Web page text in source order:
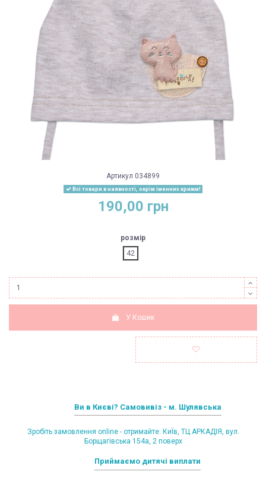
Артикул 034899
Всі товари в наявності, окрім іменних крижм!
190,00 грн
розмір
42
У Кошик
Ви в Києві? Самовивіз - м. Шулявська
Зробіть замовлення online - отримайте: КиЇв, ТЦ АРКАДІЯ, вул.
Борщагівська 154а, 2 поверх
Приймаємо дитячі виплати